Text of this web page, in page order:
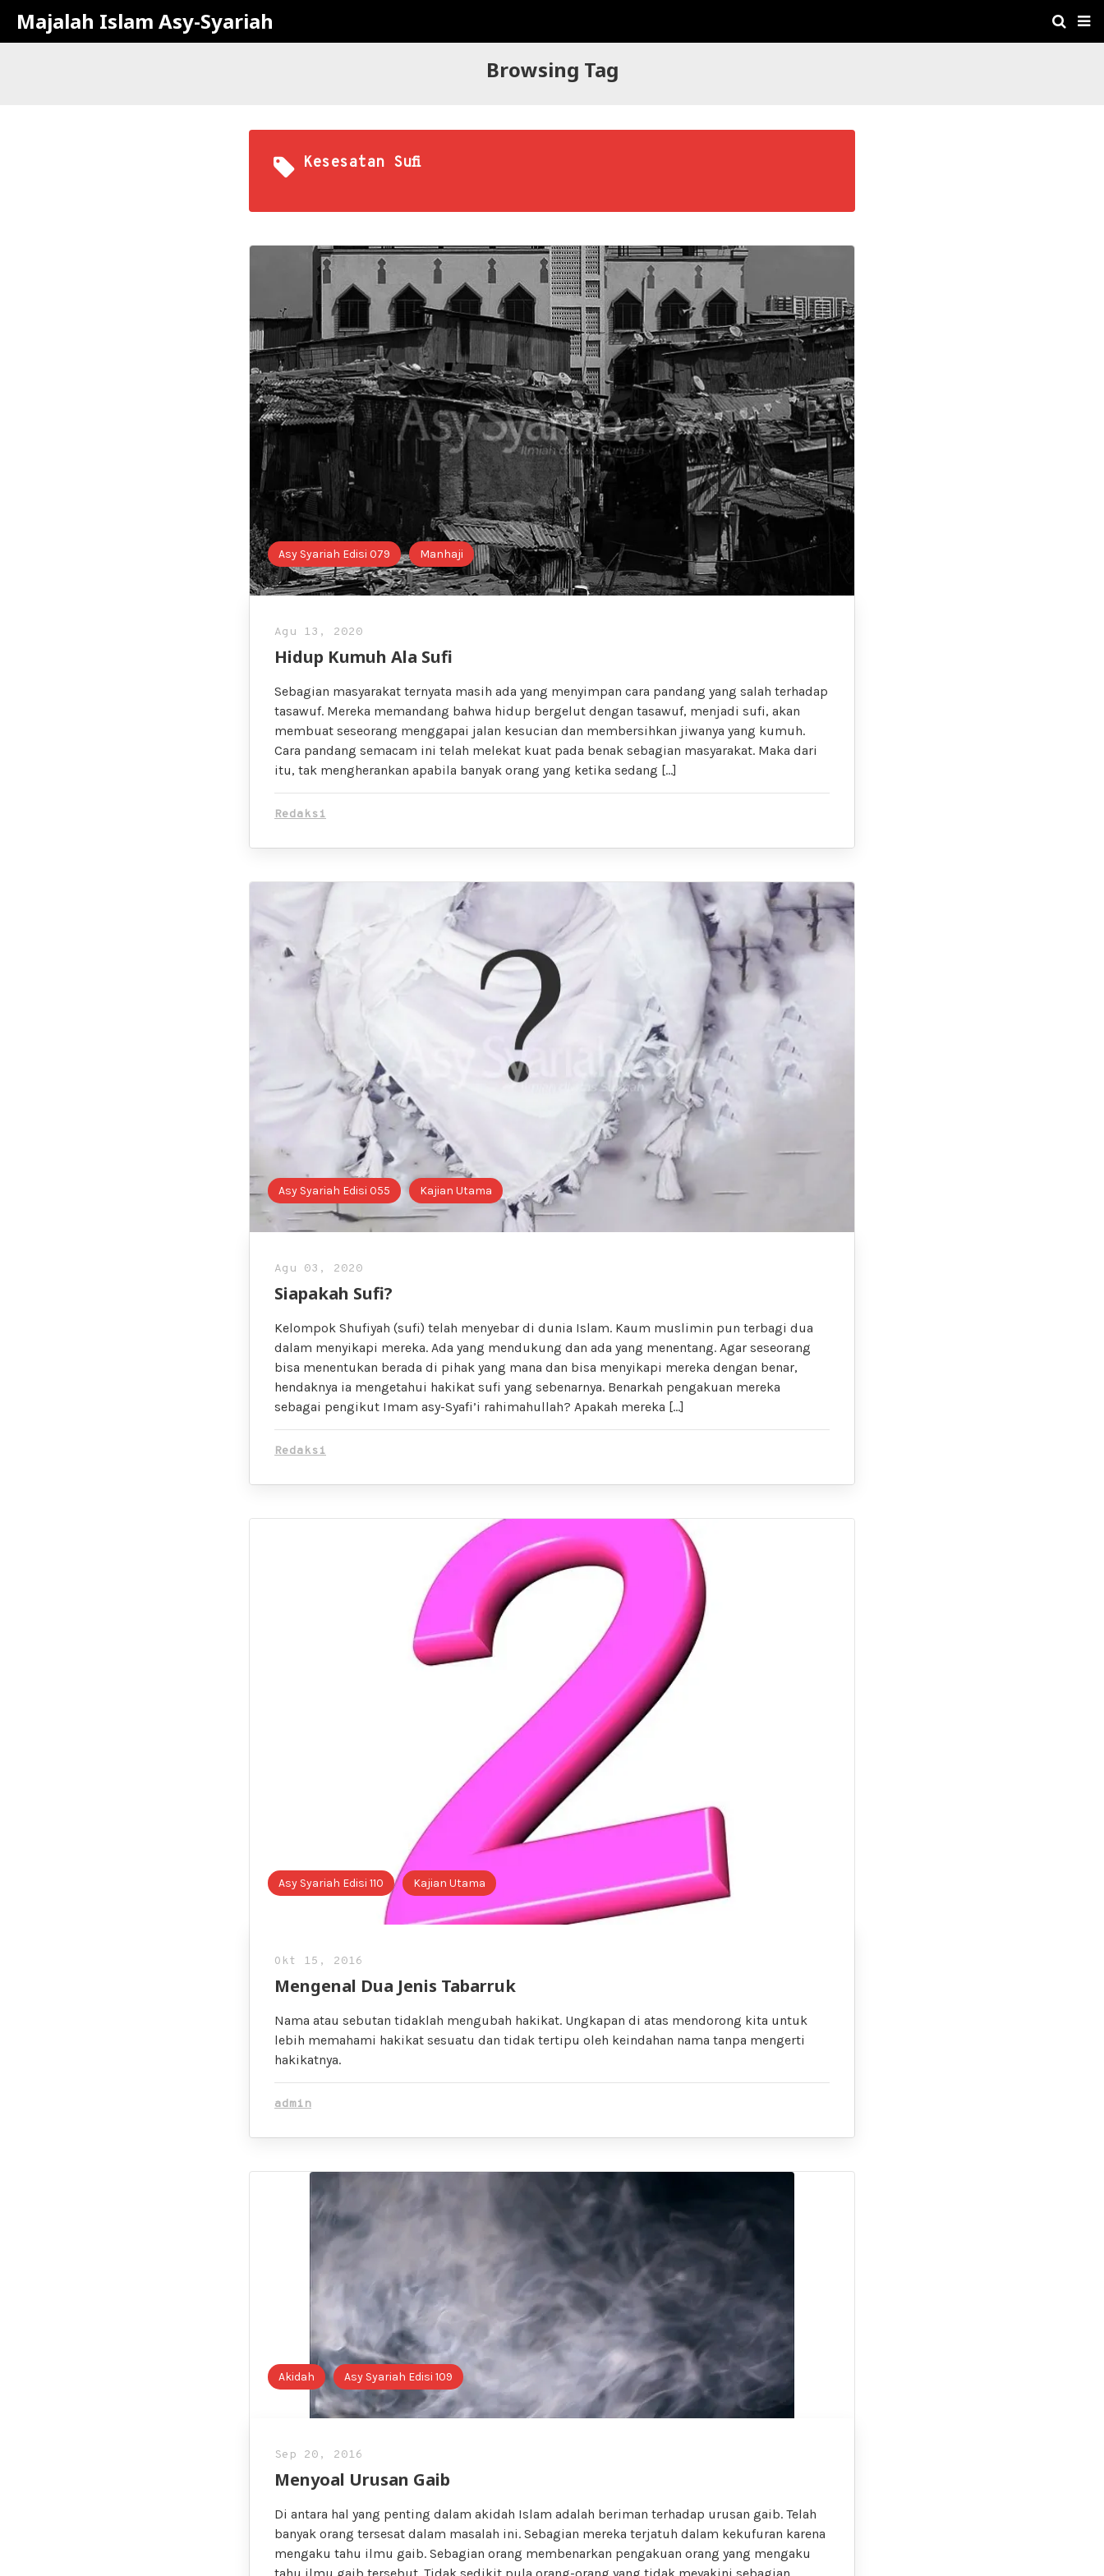
Majalah Islam Asy-Syariah
Browsing Tag
Kesesatan Sufi
Asy Syariah Edisi 079 Manhaji
Agu 13, 2020
Hidup Kumuh Ala Sufi
Sebagian masyarakat ternyata masih ada yang menyimpan cara pandang yang salah terhadap
tasawuf. Mereka memandang bahwa hidup bergelut dengan tasawuf, menjadi sufi, akan
membuat seseorang menggapai jalan kesucian dan membersihkan jiwanya yang kumuh.
Cara pandang semacam ini telah melekat kuat pada benak sebagian masyarakat. Maka dari
itu, tak mengherankan apabila banyak orang yang ketika sedang […]
Redaksi
Asy Syariah Edisi 055 Kajian Utama
Agu 03, 2020
Siapakah Sufi?
Kelompok Shufiyah (sufi) telah menyebar di dunia Islam. Kaum muslimin pun terbagi dua
dalam menyikapi mereka. Ada yang mendukung dan ada yang menentang. Agar seseorang
bisa menentukan berada di pihak yang mana dan bisa menyikapi mereka dengan benar,
hendaknya ia mengetahui hakikat sufi yang sebenarnya. Benarkah pengakuan mereka
sebagai pengikut Imam asy-Syafi’i rahimahullah? Apakah mereka […]
Redaksi
Asy Syariah Edisi 110 Kajian Utama
Okt 15, 2016
Mengenal Dua Jenis Tabarruk
Nama atau sebutan tidaklah mengubah hakikat. Ungkapan di atas mendorong kita untuk
lebih memahami hakikat sesuatu dan tidak tertipu oleh keindahan nama tanpa mengerti
hakikatnya.
admin
Akidah Asy Syariah Edisi 109
Sep 20, 2016
Menyoal Urusan Gaib
Di antara hal yang penting dalam akidah Islam adalah beriman terhadap urusan gaib. Telah
banyak orang tersesat dalam masalah ini. Sebagian mereka terjatuh dalam kekufuran karena
mengaku tahu ilmu gaib. Sebagian orang membenarkan pengakuan orang yang mengaku